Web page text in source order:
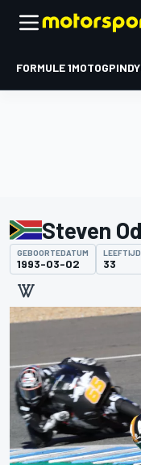
FORMULE 1MOTOGP
Steven
GEBOORTEDATUM
1993-03-02
LEEFTIJD
33